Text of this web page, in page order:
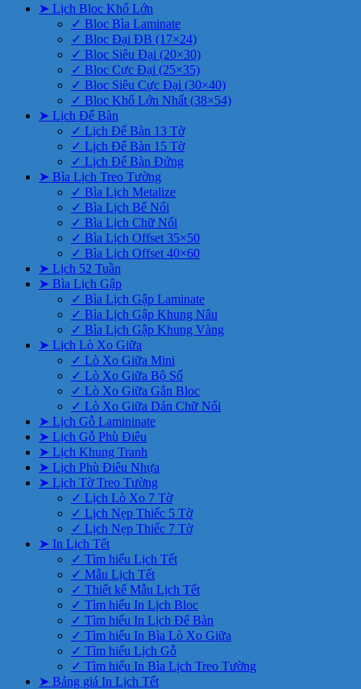
➤ Lịch Bloc Khổ Lớn
✓ Bloc Bìa Laminate
✓ Bloc Đại ĐB (17×24)
✓ Bloc Siêu Đại (20×30)
✓ Bloc Cực Đại (25×35)
✓ Bloc Siêu Cực Đại (30×40)
✓ Bloc Khổ Lớn Nhất (38×54)
➤ Lịch Để Bàn
✓ Lịch Để Bàn 13 Tờ
✓ Lịch Để Bàn 15 Tờ
✓ Lịch Để Bàn Đứng
➤ Bìa Lịch Treo Tường
✓ Bìa Lịch Metalize
✓ Bìa Lịch Bế Nổi
✓ Bìa Lịch Chữ Nổi
✓ Bìa Lịch Offset 35×50
✓ Bìa Lịch Offset 40×60
➤ Lịch 52 Tuần
➤ Bìa Lịch Gập
✓ Bìa Lịch Gập Laminate
✓ Bìa Lịch Gập Khung Nâu
✓ Bìa Lịch Gập Khung Vàng
➤ Lịch Lò Xo Giữa
✓ Lò Xo Giữa Mini
✓ Lò Xo Giữa Bộ Số
✓ Lò Xo Giữa Gắn Bloc
✓ Lò Xo Giữa Dán Chữ Nổi
➤ Lịch Gỗ Lamininate
➤ Lịch Gỗ Phù Điêu
➤ Lịch Khung Tranh
➤ Lịch Phù Điêu Nhựa
➤ Lịch Tờ Treo Tường
✓ Lịch Lò Xo 7 Tờ
✓ Lịch Nẹp Thiếc 5 Tờ
✓ Lịch Nẹp Thiếc 7 Tờ
➤ In Lịch Tết
✓ Tìm hiểu Lịch Tết
✓ Mẫu Lịch Tết
✓ Thiết kế Mẫu Lịch Tết
✓ Tìm hiểu In Lịch Bloc
✓ Tìm hiểu In Lịch Để Bàn
✓ Tìm hiểu In Bìa Lò Xo Giữa
✓ Tìm hiểu Lịch Gỗ
✓ Tìm hiểu In Bìa Lịch Treo Tường
➤ Bảng giá In Lịch Tết